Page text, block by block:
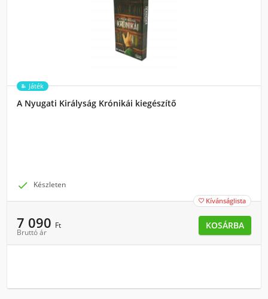
Játék
A Nyugati Királyság Krónikái kiegészítő
 Készleten
 Kívánságlista
7 090 Ft
Bruttó ár
KOSÁRBA